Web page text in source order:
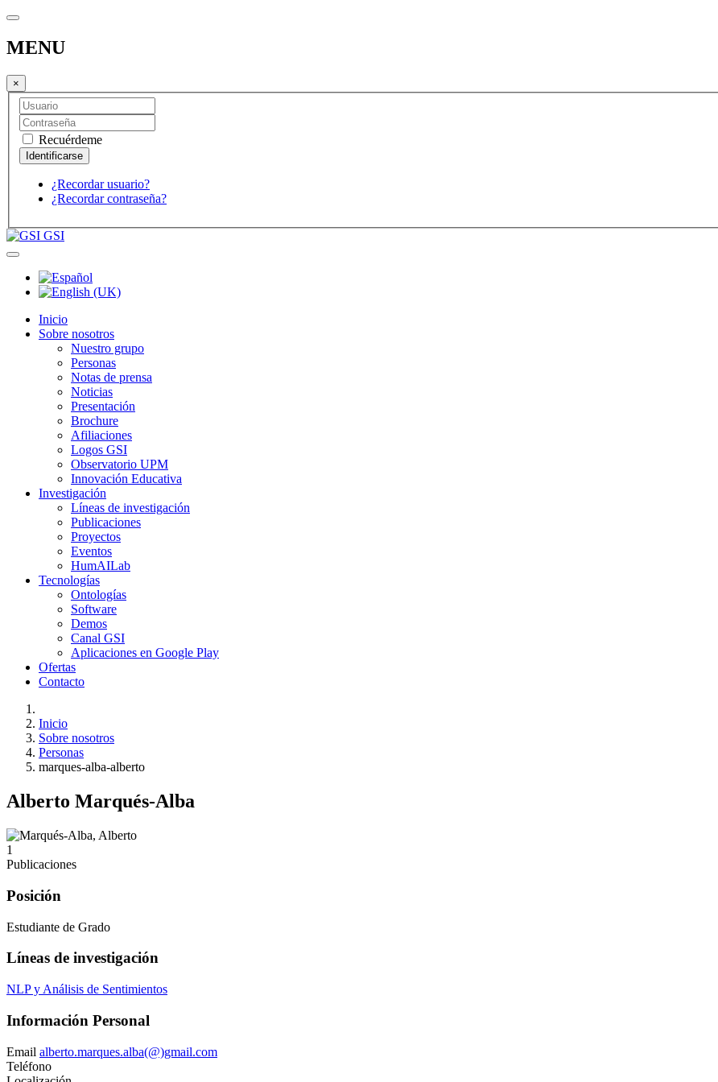
MENU
×
Recuérdeme
¿Recordar usuario?
¿Recordar contraseña?
GSI
Inicio
Sobre nosotros
Nuestro grupo
Personas
Notas de prensa
Noticias
Presentación
Brochure
Afiliaciones
Logos GSI
Observatorio UPM
Innovación Educativa
Investigación
Líneas de investigación
Publicaciones
Proyectos
Eventos
HumAILab
Tecnologías
Ontologías
Software
Demos
Canal GSI
Aplicaciones en Google Play
Ofertas
Contacto
Inicio
Sobre nosotros
Personas
marques-alba-alberto
Alberto Marqués-Alba
1
Publicaciones
Posición
Estudiante de Grado
Líneas de investigación
NLP y Análisis de Sentimientos
Información Personal
Email alberto.marques.alba(@)gmail.com
Teléfono